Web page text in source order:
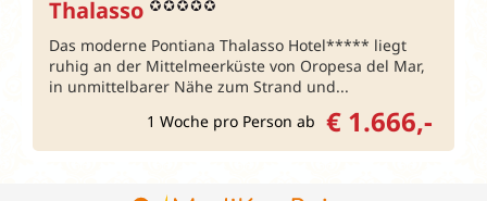
Thalasso
Das moderne Pontiana Thalasso Hotel***** liegt
ruhig an der Mittelmeerküste von Oropesa del Mar,
in unmittelbarer Nähe zum Strand und...
1 Woche pro Person ab € 1.666,-